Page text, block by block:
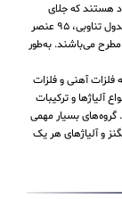
هستند که جلای
فلزی داشته و معمولاً محکم هستند. از ۱۱۸ عنصر موجود در جدول تناوبی، ۹۵ عنصر
مطرح می‌باشند. به‌طور
آهنی و فلزات
آلیاژها و ترکیبات
گروه‌های بسیار مهمی
و آلیاژهای هر یک